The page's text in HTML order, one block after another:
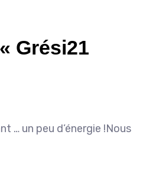
Grési21
… un peu d’énergie !Nous